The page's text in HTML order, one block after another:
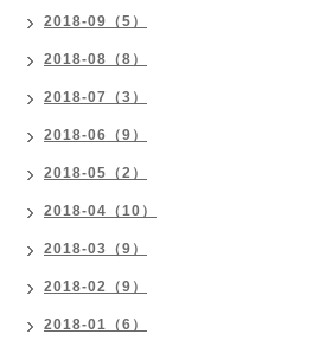
2018-09（5）
2018-08（8）
2018-07（3）
2018-06（9）
2018-05（2）
2018-04（10）
2018-03（9）
2018-02（9）
2018-01（6）